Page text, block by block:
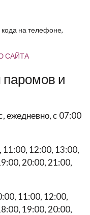
на телефоне,
САЙТА
и
ежедневно, с 07:00
11:00, 12:00, 13:00,
20:00, 21:00,
11:00, 12:00,
19:00, 20:00,